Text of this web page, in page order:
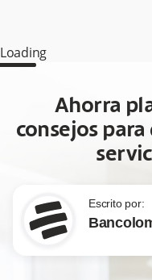
Loading
Ahorra
consejos
Escrito por: